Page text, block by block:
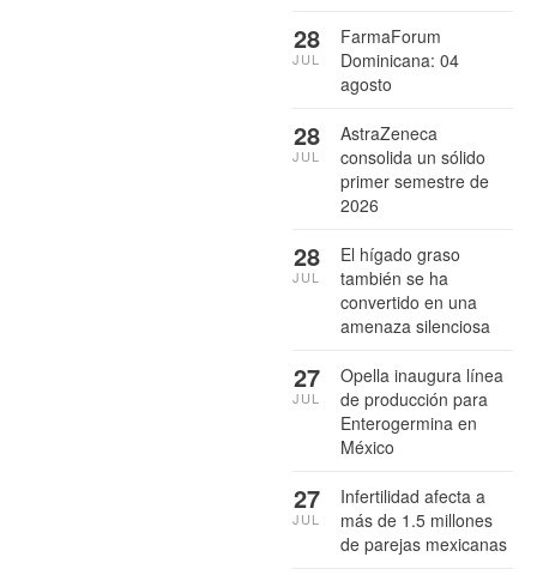
FarmaForum
Dominicana: 04
agosto
28
JUL
AstraZeneca
consolida un sólido
primer semestre de
2026
28
JUL
El hígado graso
también se ha
convertido en una
amenaza silenciosa
28
JUL
Opella inaugura línea
de producción para
Enterogermina en
México
27
JUL
Infertilidad afecta a
más de 1.5 millones
de parejas mexicanas
27
JUL